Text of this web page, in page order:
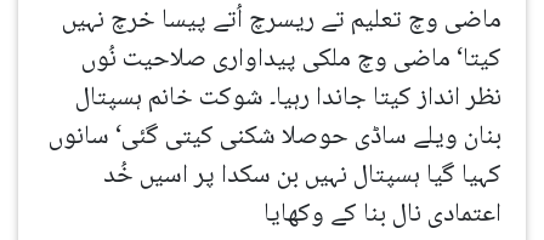
ماضی وچ تعلیم تے ریسرچ اُتے پیسا خرچ نہیں
کیتا‘ ماضی وچ ملکی پیداواری صلاحیت نُوں
نظر انداز کیتا جاندا رہیا۔ شوکت خانم ہسپتال
بنان ویلے ساڈی حوصلا شکنی کیتی گئی‘ سانوں
کہیا گیا ہسپتال نہیں بن سکدا پر اسیں خُد
اعتمادی نال بنا کے وکھایا